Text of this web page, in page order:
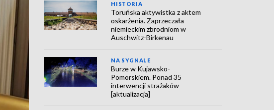
HISTORIA
Toruńska aktywistka z aktem
oskarżenia. Zaprzeczała
niemieckim zbrodniom w
Auschwitz-Birkenau
NA SYGNALE
Burze w Kujawsko-
Pomorskiem. Ponad 35
interwencji strażaków
[aktualizacja]